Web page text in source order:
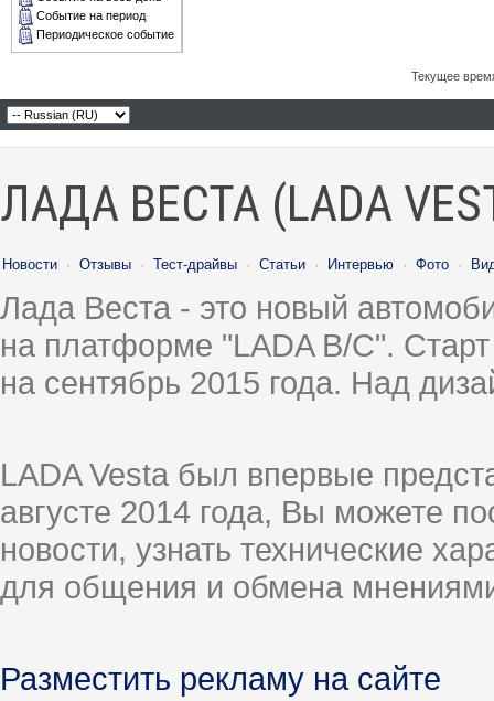
Событие на период
Периодическое событие
Текущее
ЛАДА ВЕСТА (LADA
Новости · Отзывы · Тест-драйвы · Статьи · Интервью · Фото ·
Лада Веста - это новый
на платформе "LADA B/C".
на сентябрь 2015 года. Над
LADA Vesta был впервые
августе 2014 года, Вы можете
новости, узнать технические
для общения и обмена
Разместить рекламу на сайте